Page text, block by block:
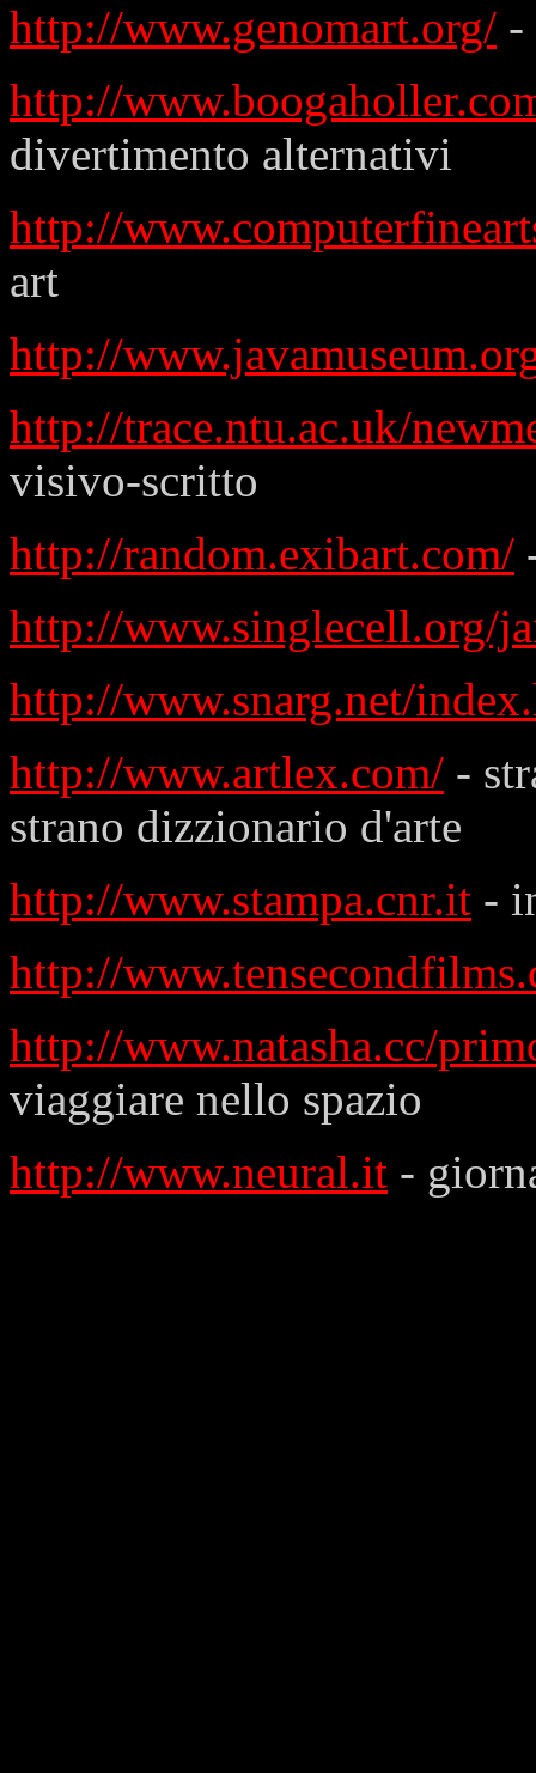
http://www.genomart.org/ -
http://
divertimento alternativi
http://
art
http://
http://trace.ntu.ac.uk/
visivo-scritto
http://random.exibart.com/
http://www.singlecell.org/
http://www.snarg.net/
http://www.artlex.com/ -
strano dizzionario d'arte
http://www.stampa.cnr.it -
http://
http://www.natasha.cc/
viaggiare nello spazio
http://www.neural.it -